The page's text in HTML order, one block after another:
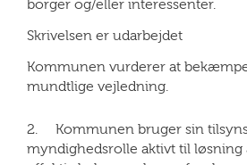
borger og/eller interessenter.
Skrivelsen er udarbejdet
Kommunen vurderer at
mundtlige vejledning.
2. Kommunen bruger sin
myndighedsrolle aktivt til løsning